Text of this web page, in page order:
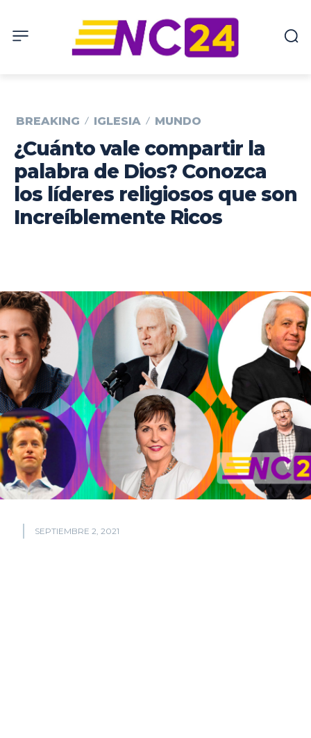
BREAKING IGLESIA MUNDO
¿Cuánto vale compartir la
palabra de Dios? Conozca
los líderes religiosos que son
Increíblemente Ricos
SEPTIEMBRE 2, 2021